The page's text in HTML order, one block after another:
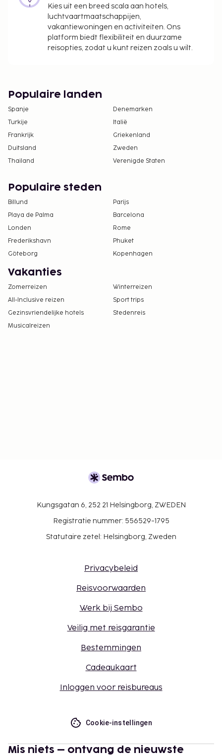
Kies uit een breed scala aan hotels,
luchtvaartmaatschappijen,
vakantiewoningen en activiteiten. Ons
platform biedt flexibiliteit en duurzame
reisopties, zodat u kunt reizen zoals u wilt.
Populaire landen
Spanje
Denemarken
Turkije
Italië
Frankrijk
Griekenland
Duitsland
Zweden
Thailand
Verenigde Staten
Populaire steden
Billund
Parijs
Playa de Palma
Barcelona
Londen
Rome
Frederikshavn
Phuket
Göteborg
Kopenhagen
Vakanties
Zomerreizen
Winterreizen
All-Inclusive reizen
Sport trips
Gezinsvriendelijke hotels
Stedenreis
Musicalreizen
Kungsgatan 6, 252 21 Helsingborg, ZWEDEN
Registratie nummer: 556529-1795
Statutaire zetel: Helsingborg, Zweden
Privacybeleid
Reisvoorwaarden
Werk bij Sembo
Veilig met reisgarantie
Bestemmingen
Cadeaukaart
Inloggen voor reisbureaus
Cookie-instellingen
Mis niets – ontvang de nieuwste